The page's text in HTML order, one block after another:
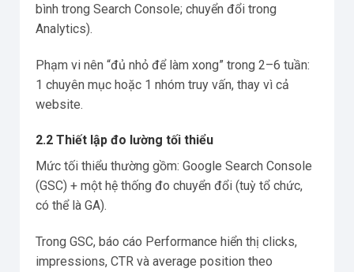
bình trong Search Console; chuyển đổi trong
Analytics).
Phạm vi nên “đủ nhỏ để làm xong” trong 2–6 tuần:
1 chuyên mục hoặc 1 nhóm truy vấn, thay vì cả
website.
2.2 Thiết lập đo lường tối thiểu
Mức tối thiểu thường gồm: Google Search Console
(GSC) + một hệ thống đo chuyển đổi (tuỳ tổ chức,
có thể là GA).
Trong GSC, báo cáo Performance hiển thị clicks,
impressions, CTR và average position theo